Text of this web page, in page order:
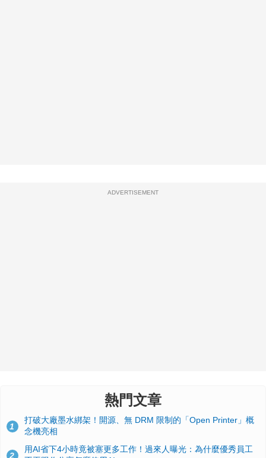
ADVERTISEMENT
熱門文章
1
打破大廠墨水綁架！開源、無 DRM 限制的「Open Printer」概
念機亮相
2
用AI省下4小時竟被塞更多工作！過來人曝光：為什麼優秀員工